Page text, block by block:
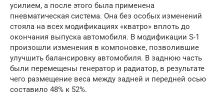
усилием, а после этого была применена
пневматическая система. Она без особых изменений
стояла на всех модификациях «кватро» вплоть до
окончания выпуска автомобиля. В модификации S-1
произошли изменения в компоновке, позволившие
улучшить балансировку автомобиля. В заднюю часть
были перемещены генератор и радиатор, в результате
чего размещение веса между задней и передней осью
составило 48% к 52%.